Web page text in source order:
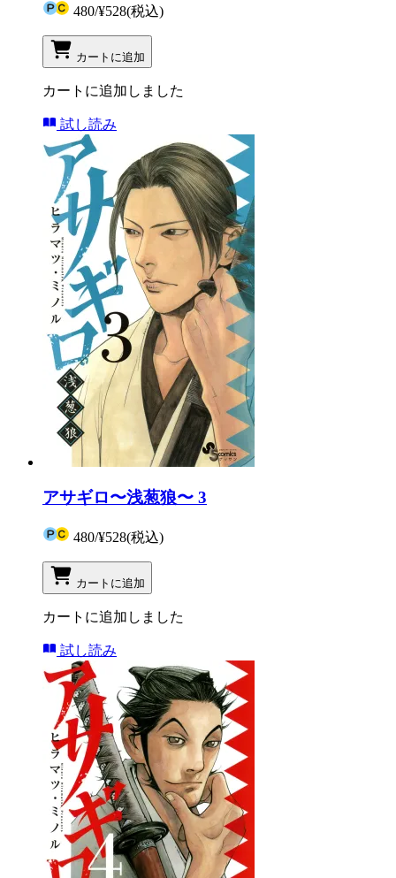
480/¥528(税込)
カートに追加
カートに追加しました
試し読み
アサギロ〜浅葱狼〜 3
480/¥528(税込)
カートに追加
カートに追加しました
試し読み